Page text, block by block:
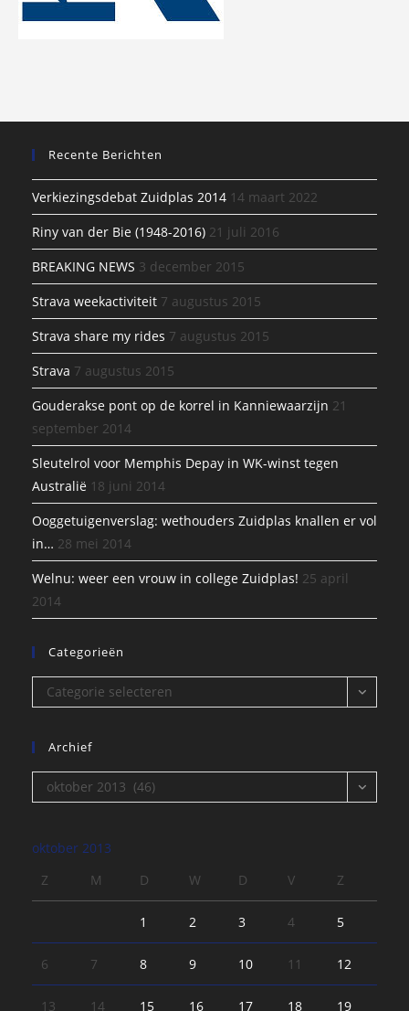
Recente Berichten
Verkiezingsdebat Zuidplas 2014 14 maart 2022
Riny van der Bie (1948-2016) 21 juli 2016
BREAKING NEWS 3 december 2015
Strava weekactiviteit 7 augustus 2015
Strava share my rides 7 augustus 2015
Strava 7 augustus 2015
Gouderakse pont op de korrel in Kanniewaarzijn 21
september 2014
Sleutelrol voor Memphis Depay in WK-winst tegen
Australië 18 juni 2014
Ooggetuigenverslag: wethouders Zuidplas knallen er vol
in… 28 mei 2014
Welnu: weer een vrouw in college Zuidplas! 25 april
2014
Categorieën
Categorieën
Categorie selecteren
Archief
Archief
oktober 2013 (46)
oktober 2013
Z
M D W D V Z
1 2 3 4 5
6 7 8 9 10 11 12
13 14 15 16 17 18 19